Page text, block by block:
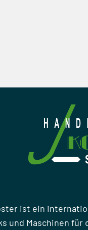
ist ein
und Maschinen